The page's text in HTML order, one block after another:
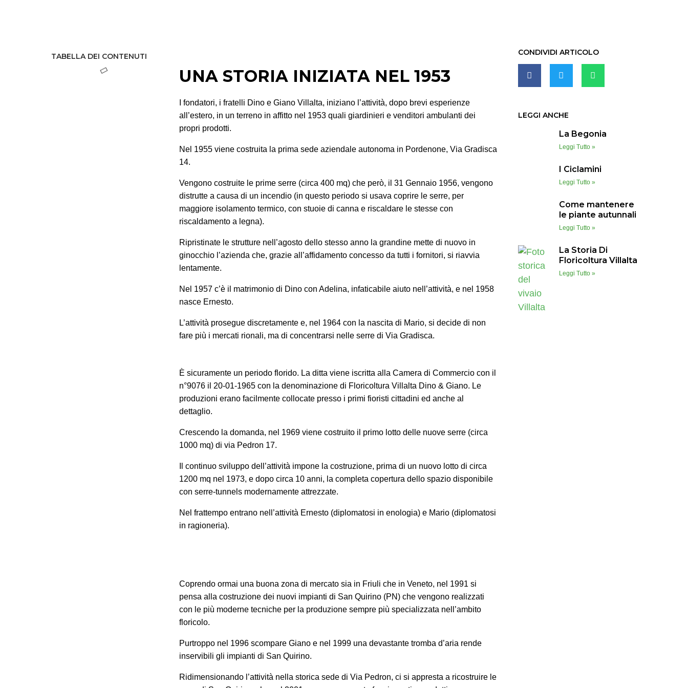
TABELLA DEI CONTENUTI
UNA STORIA INIZIATA NEL 1953
I fondatori, i fratelli Dino e Giano Villalta, iniziano l’attività, dopo brevi esperienze
all’estero, in un terreno in affitto nel 1953 quali giardinieri e venditori ambulanti dei
propri prodotti.
Nel 1955 viene costruita la prima sede aziendale autonoma in Pordenone, Via Gradisca
14.
Vengono costruite le prime serre (circa 400 mq) che però, il 31 Gennaio 1956, vengono
distrutte a causa di un incendio (in questo periodo si usava coprire le serre, per
maggiore isolamento termico, con stuoie di canna e riscaldare le stesse con
riscaldamento a legna).
Ripristinate le strutture nell’agosto dello stesso anno la grandine mette di nuovo in
ginocchio l’azienda che, grazie all’affidamento concesso da tutti i fornitori, si riavvia
lentamente.
Nel 1957 c’è il matrimonio di Dino con Adelina, infaticabile aiuto nell’attività, e nel 1958
nasce Ernesto.
L’attività prosegue discretamente e, nel 1964 con la nascita di Mario, si decide di non
fare più i mercati rionali, ma di concentrarsi nelle serre di Via Gradisca.
È sicuramente un periodo florido. La ditta viene iscritta alla Camera di Commercio con il
n°9076 il 20-01-1965 con la denominazione di Floricoltura Villalta Dino & Giano. Le
produzioni erano facilmente collocate presso i primi fioristi cittadini ed anche al
dettaglio.
Crescendo la domanda, nel 1969 viene costruito il primo lotto delle nuove serre (circa
1000 mq) di via Pedron 17.
Il continuo sviluppo dell’attività impone la costruzione, prima di un nuovo lotto di circa
1200 mq nel 1973, e dopo circa 10 anni, la completa copertura dello spazio disponibile
con serre-tunnels modernamente attrezzate.
Nel frattempo entrano nell’attività Ernesto (diplomatosi in enologia) e Mario (diplomatosi
in ragioneria).
Coprendo ormai una buona zona di mercato sia in Friuli che in Veneto, nel 1991 si
pensa alla costruzione dei nuovi impianti di San Quirino (PN) che vengono realizzati
con le più moderne tecniche per la produzione sempre più specializzata nell’ambito
floricolo.
Purtroppo nel 1996 scompare Giano e nel 1999 una devastante tromba d’aria rende
inservibili gli impianti di San Quirino.
Ridimensionando l’attività nella storica sede di Via Pedron, ci si appresta a ricostruire le
CONDIVIDI ARTICOLO
LEGGI ANCHE
La Begonia
Leggi Tutto »
I Ciclamini
Leggi Tutto »
Come mantenere
le piante autunnali
Leggi Tutto »
La Storia Di
Floricoltura Villalta
Leggi Tutto »